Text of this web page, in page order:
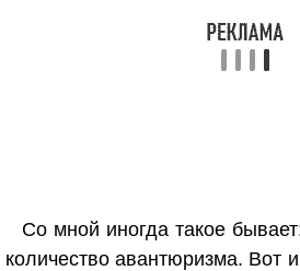
Со мной иногда такое
количество авантюризма. Вот